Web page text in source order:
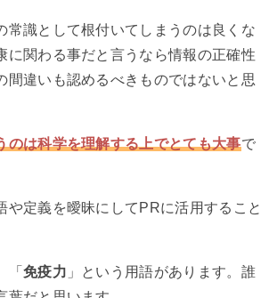
常識として根付いてしまうのは良くな
に関わる事だと言うなら情報の正確性
間違いも認めるべきものではないと思
のは科学を理解する上でとても大事で
や定義を曖昧にしてPRに活用すること
「 免疫力 」という用語があります。誰